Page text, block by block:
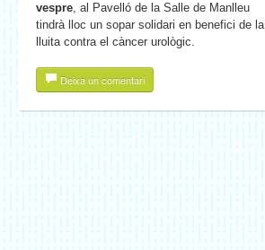
vespre, al Pavelló de la Salle de Manlleu
tindrà lloc un sopar solidari en benefici de la
lluita contra el càncer urològic.
Deixa un comentari